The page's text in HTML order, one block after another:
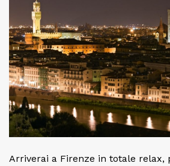
Arriverai a Firenze in totale relax,